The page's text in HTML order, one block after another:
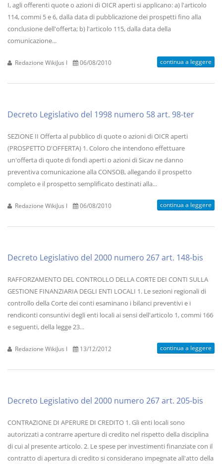
I, agli offerenti quote o azioni di OICR aperti si applicano: a) l'articolo
114, commi 5 e 6, dalla data di pubblicazione dei prospetti fino alla
conclusione dell'offerta; b) l'articolo 115, dalla data della
comunicazione...
Redazione WikiJus I 06/08/2010 continua a leggere
Decreto Legislativo del 1998 numero 58 art. 98-ter
SEZIONE II Offerta al pubblico di quote o azioni di OICR aperti
(PROSPETTO D'OFFERTA) 1. Coloro che intendono effettuare
un'offerta di quote di fondi aperti o azioni di Sicav ne danno
preventiva comunicazione alla CONSOB, allegando il prospetto
completo e il prospetto semplificato destinati alla...
Redazione WikiJus I 06/08/2010 continua a leggere
Decreto Legislativo del 2000 numero 267 art. 148-bis
RAFFORZAMENTO DEL CONTROLLO DELLA CORTE DEI CONTI SULLA
GESTIONE FINANZIARIA DEGLI ENTI LOCALI 1. Le sezioni regionali di
controllo della Corte dei conti esaminano i bilanci preventivi e i
rendiconti consuntivi degli enti locali ai sensi dell'articolo 1, commi 166
e seguenti, della legge 23...
Redazione WikiJus I 13/12/2012 continua a leggere
Decreto Legislativo del 2000 numero 267 art. 205-bis
CONTRAZIONE DI APERURE DI CREDITO 1. Gli enti locali sono
autorizzati a contrarre aperture di credito nel rispetto della disciplina
di cui al presente articolo. 2. Le spese per investimenti finanziate con il
contratto di apertura di credito si considerano impegnate all'atto della